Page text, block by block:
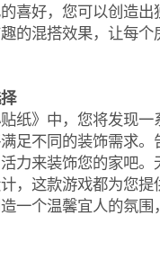
喜好，您可以创造出
的混搭效果，让每个
纸》中，您将发现一
足不同的装饰需求。
力来装饰您的家吧。
，这款游戏都为您提
一个温馨宜人的氛围